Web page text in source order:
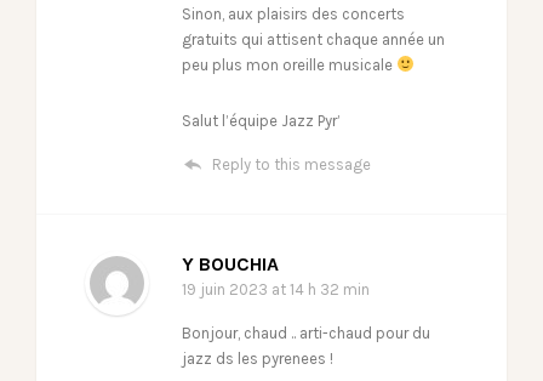
Sinon, aux plaisirs des concerts
gratuits qui attisent chaque année un
peu plus mon oreille musicale
Salut l’équipe Jazz Pyr’
Reply to this message
Y BOUCHIA
19 juin 2023 at 14 h 32 min
Bonjour, chaud .. arti-chaud pour du
jazz ds les pyrenees !